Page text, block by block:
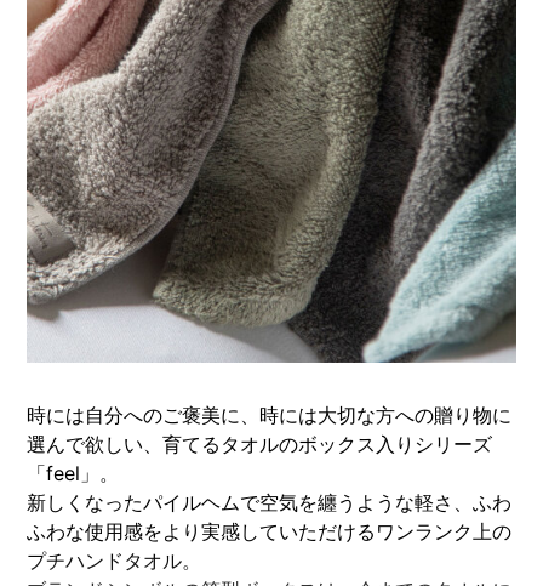
時には自分へのご褒美に、時には大切な方への贈り物に
選んで欲しい、育てるタオルのボックス入りシリーズ
「feel」。
新しくなったパイルヘムで空気を纏うような軽さ、ふわ
ふわな使用感をより実感していただけるワンランク上の
プチハンドタオル。